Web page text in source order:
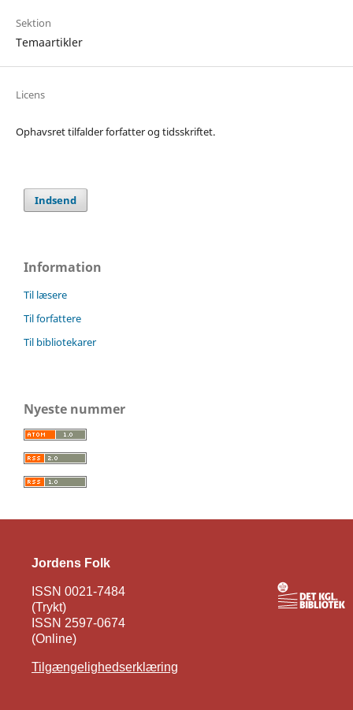
Sektion
Temaartikler
Licens
Ophavsret tilfalder forfatter og tidsskriftet.
Indsend
Information
Til læsere
Til forfattere
Til bibliotekarer
Nyeste nummer
Jordens Folk
ISSN 0021-7484
(Trykt)
ISSN 2597-0674
(Online)
Tilgængelighedserklæring